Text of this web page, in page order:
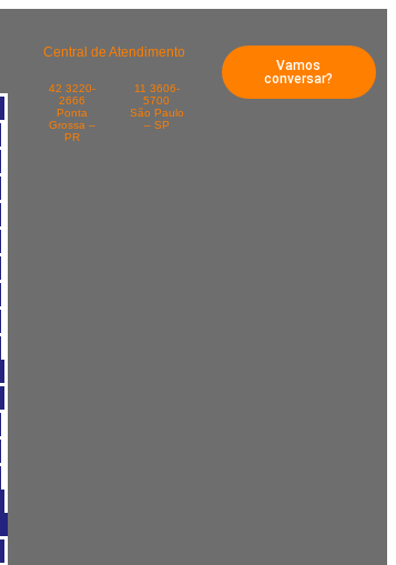
Central de Atendimento
42 3220-
2666
Ponta
Grossa –
PR
11 3606-
5700
São Paulo
– SP
Vamos
conversar?